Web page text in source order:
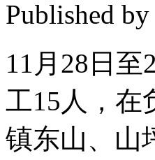
Published by
11月28日
工15人，在
镇东山、山